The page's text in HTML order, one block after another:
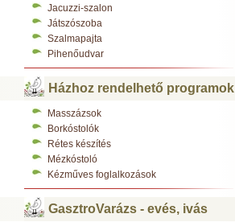
Jacuzzi-szalon
Játszószoba
Szalmapajta
Pihenőudvar
Házhoz rendelhető programok
Masszázsok
Borkóstolók
Rétes készítés
Mézkóstoló
Kézműves foglalkozások
GasztroVarázs - evés, ivás